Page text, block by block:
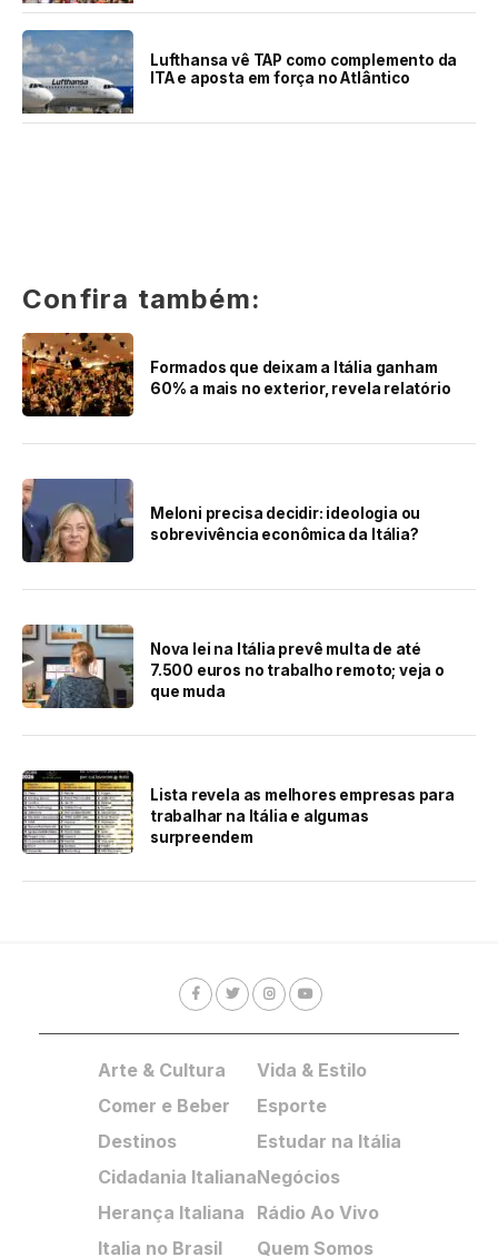
Lufthansa vê TAP como complemento da
ITA e aposta em força no Atlântico
Confira também:
Formados que deixam a Itália ganham
60% a mais no exterior, revela relatório
Meloni precisa decidir: ideologia ou
sobrevivência econômica da Itália?
Nova lei na Itália prevê multa de até
7.500 euros no trabalho remoto; veja o
que muda
Lista revela as melhores empresas para
trabalhar na Itália e algumas
surpreendem
Arte & Cultura
Comer e Beber
Destinos
Cidadania Italiana
Herança Italiana
Italia no Brasil
Vida & Estilo
Esporte
Estudar na Itália
Negócios
Rádio Ao Vivo
Quem Somos